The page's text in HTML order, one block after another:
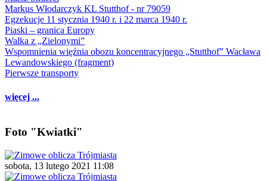
Markus Włodarczyk KL Stutthof - nr 79059
Egzekucje 11 stycznia 1940 r. i 22 marca 1940 r.
Piaski – granica Europy
Walka z „Zielonymi”
Wspomnienia więźnia obozu koncentracyjnego „Stutthof” Wacława
Lewandowskiego (fragment)
Pierwsze transporty
więcej ...
Foto "Kwiatki"
sobota, 13 lutego 2021 11:08